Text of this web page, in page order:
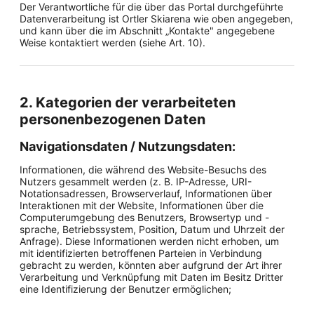
Der Verantwortliche für die über das Portal durchgeführte
Datenverarbeitung ist Ortler Skiarena wie oben angegeben,
und kann über die im Abschnitt „Kontakte" angegebene
Weise kontaktiert werden (siehe Art. 10).
2. Kategorien der verarbeiteten
personenbezogenen Daten
Navigationsdaten / Nutzungsdaten:
Informationen, die während des Website-Besuchs des
Nutzers gesammelt werden (z. B. IP-Adresse, URI-
Notationsadressen, Browserverlauf, Informationen über
Interaktionen mit der Website, Informationen über die
Computerumgebung des Benutzers, Browsertyp und -
sprache, Betriebssystem, Position, Datum und Uhrzeit der
Anfrage). Diese Informationen werden nicht erhoben, um
mit identifizierten betroffenen Parteien in Verbindung
gebracht zu werden, könnten aber aufgrund der Art ihrer
Verarbeitung und Verknüpfung mit Daten im Besitz Dritter
eine Identifizierung der Benutzer ermöglichen;